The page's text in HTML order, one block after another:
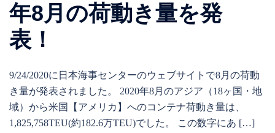
年8月の荷動き量を発
表！
9/24/2020に日本海事センターのウェブサイトで8月の荷動
き量が発表されました。 2020年8月のアジア（18ヶ国・地
域）から米国【アメリカ】へのコンテナ荷動き量は、
1,825,758TEU(約182.6万TEU)でした。 この数字にあ […]